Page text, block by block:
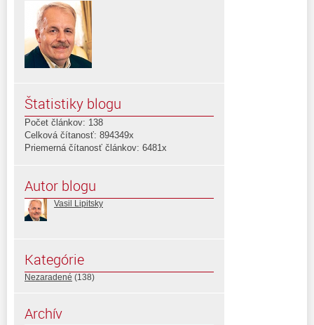
Štatistiky blogu
Počet článkov: 138
Celková čítanosť: 894349x
Priemerná čítanosť článkov: 6481x
Autor blogu
Vasil Lipitsky
Kategórie
Nezaradené (138)
Archív